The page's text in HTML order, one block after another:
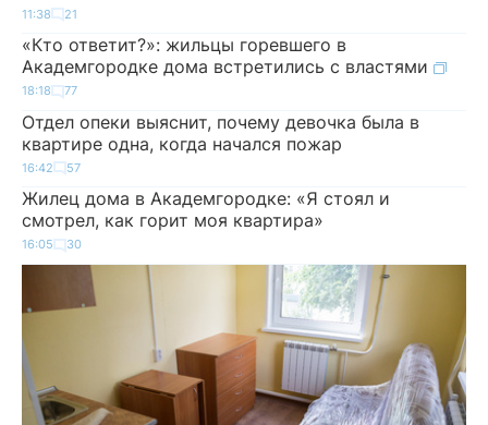
11:38 21
«Кто ответит?»: жильцы горевшего в
Академгородке дома встретились с властями
18:18 77
Отдел опеки выяснит, почему девочка была в
квартире одна, когда начался пожар
16:42 57
Жилец дома в Академгородке: «Я стоял и
смотрел, как горит моя квартира»
16:05 30